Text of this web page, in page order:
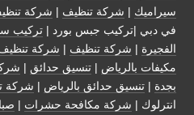
سيراميك | شركة تنظيف | شركة
في دبي |تركيب جبس بورد | تركيب
الفجيرة | شركة تنظيف | شركة
مكيفات بالرياض | تنسيق حدائق |
بجدة | تنسيق حدائق بالرياض | شركة
انترلوك | شركة مكافحة حشرات |